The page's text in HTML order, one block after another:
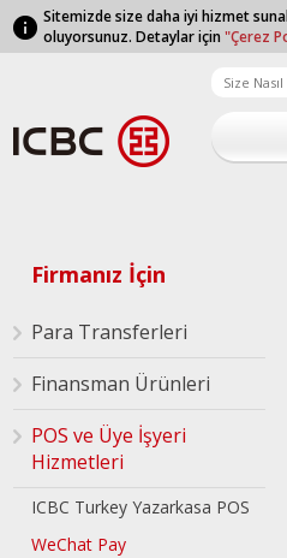
Sitemizde size daha iyi hizmet
oluyorsunuz. Detaylar için "Çerez
Firmanız İçin
Para Transferleri
Finansman Ürünleri
POS ve Üye İşyeri
Hizmetleri
ICBC Turkey Yazarkasa POS
WeChat Pay